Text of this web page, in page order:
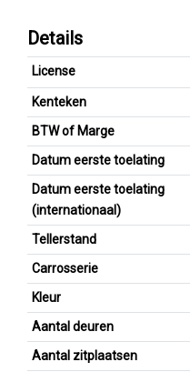
Details
License
Kenteken
BTW of Marge
Datum eerste toelating
Datum eerste toelating
(internationaal)
Tellerstand
Carrosserie
Kleur
Aantal deuren
Aantal zitplaatsen